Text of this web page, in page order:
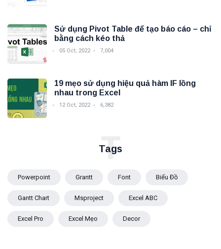
Sử dụng Pivot Table để tạo báo cáo – chỉ
bằng cách kéo thả
05 Oct, 2022 7,004
19 mẹo sử dụng hiệu quả hàm IF lồng
nhau trong Excel
12 Oct, 2022 6,382
Tags
T
Powerpoint Grantt Font Biểu Đồ
Gantt Chart Msproject Excel ABC
Excel Pro Excel Mẹo Decor